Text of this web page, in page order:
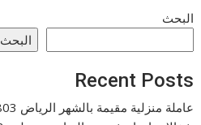
البحث
البحث
Recent Posts
عاملة منزلية مقيمة بالشهر الرياض 0594577803